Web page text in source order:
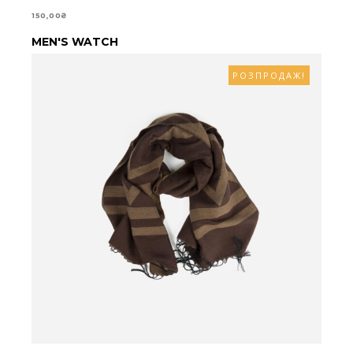
150,00₴
ЧИТАТИ ДАЛІ
MEN'S WATCH
РОЗПРОДАЖ!